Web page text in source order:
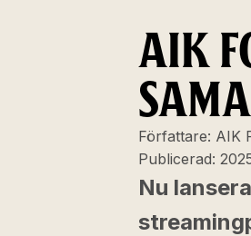
AIK
Författare: AIK
Publicerad:
Nu